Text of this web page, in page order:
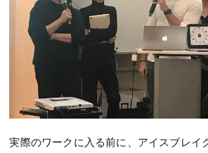
実際のワークに入る前に、アイスブレイ